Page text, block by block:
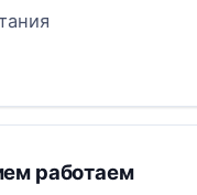
работаем